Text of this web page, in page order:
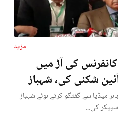
مزید
کی آڑ میں
شکنی کی، شہباز
میڈیا سے گفتگو کرتے ہوئے شہباز
کی...